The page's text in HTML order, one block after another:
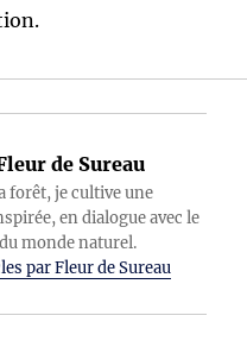
de Sureau
forêt, je cultive une
en dialogue avec le
monde naturel.
par Fleur de Sureau